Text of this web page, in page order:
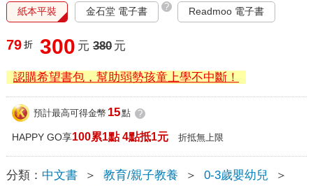
紙本平裝 金石堂 電子書 ? Readmoo 電子書
79 折 300 元 380 元
認購希望書包，幫助弱勢孩童上學不中斷！
預計最高可得金幣 15點 ?
HAPPY GO享100累1點 4點抵1元 折抵無上限
分類： 中文書 ＞ 教育/親子教養 ＞ 0-3歲嬰幼兒
＞